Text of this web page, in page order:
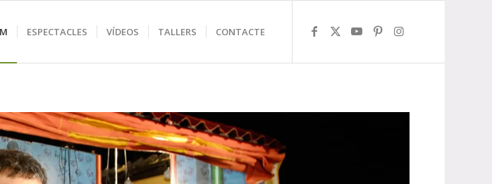
ESPECTACLES VÍDEOS TALLERS CONTACTE